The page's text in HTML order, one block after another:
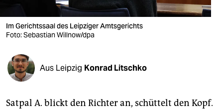
verlag
veranstaltungen
fragen & hilfe
unterstützen
abo
Im Gerichtssaal des Leipziger Amtsgerichts
Foto: Sebastian Willnow/dpa
Aus Leipzig Konrad Litschko
Satpal A. blickt den Richter an, schüttelt den Kopf.